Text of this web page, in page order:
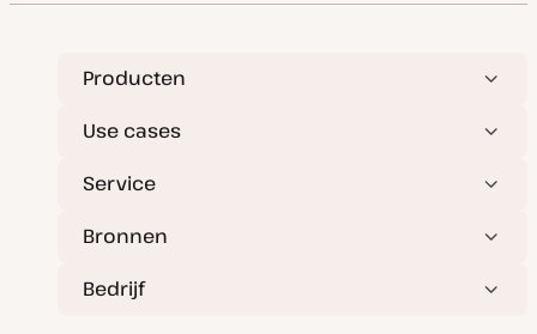
v
p
d
e
Producten
Use cases
Service
Bronnen
Bedrijf